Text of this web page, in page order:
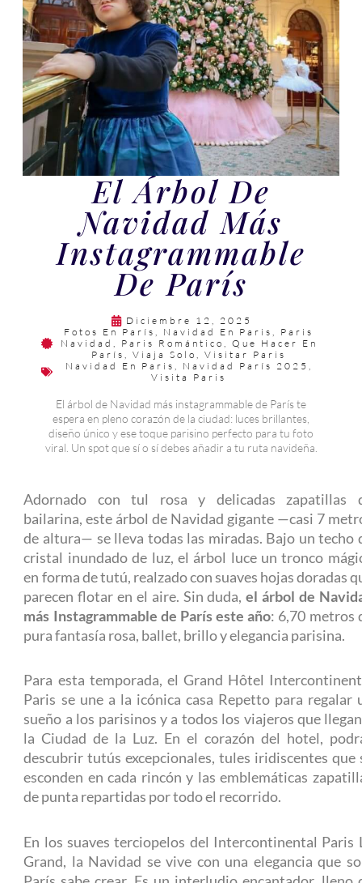
El Árbol De
Navidad Más
Instagrammable
De París
Diciembre 12, 2025
Fotos En París , Navidad En Paris , Paris
Navidad , Paris Romántico , Que Hacer En
París , Viaja Solo , Visitar Paris
Navidad En Paris , Navidad París 2025 ,
Visita Paris
El árbol de Navidad más instagrammable de París te
espera en pleno corazón de la ciudad: luces brillantes,
diseño único y ese toque parisino perfecto para tu foto
viral. Un spot que sí o sí debes añadir a tu ruta navideña.
Adornado con tul rosa y delicadas zapatillas
bailarina, este árbol de Navidad gigante —casi 7
de altura— se lleva todas las miradas. Bajo un techo
cristal inundado de luz, el árbol luce un tronco
en forma de tutú, realzado con suaves hojas doradas
parecen flotar en el aire. Sin duda,el árbol de
más Instagrammable de París este año: 6,70 metros
pura fantasía rosa, ballet, brillo y elegancia parisina.
Para esta temporada, el Grand Hôtel
Paris se une a la icónica casa Repetto para regalar
sueño a los parisinos y a todos los viajeros que
la Ciudad de la Luz. En el corazón del hotel,
descubrir tutús excepcionales, tules iridiscentes que
esconden en cada rincón y las emblemáticas
de punta repartidas por todo el recorrido.
En los suaves terciopelos del Intercontinental Paris
Grand, la Navidad se vive con una elegancia que